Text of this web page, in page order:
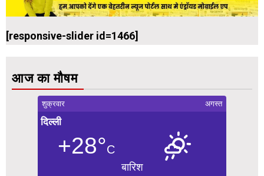
[responsive-slider id=1466]
आज का मौषम
शुक्रवार अगस्त
दिल्ली
+28°C
बारिश